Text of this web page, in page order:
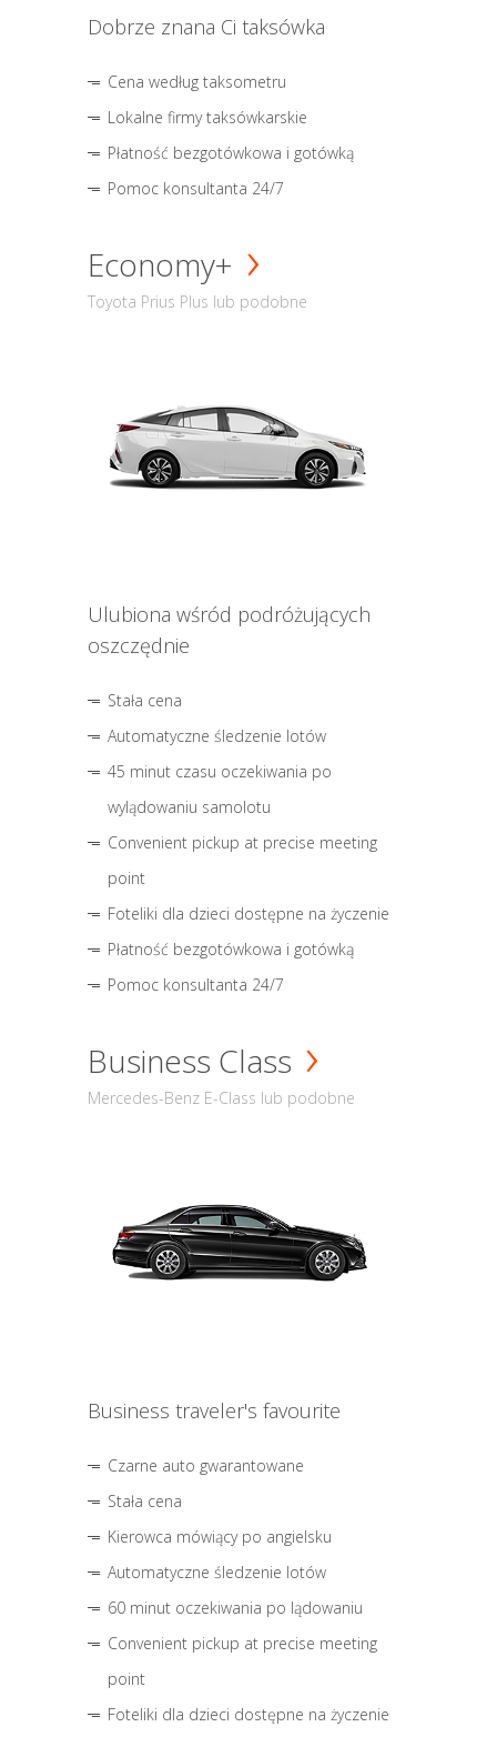
Dobrze znana Ci taksówka
Cena według taksometru
Lokalne firmy taksówkarskie
Płatność bezgotówkowa i gotówką
Pomoc konsultanta 24/7
Economy+
Toyota Prius Plus lub podobne
Ulubiona wśród podróżujących
oszczędnie
Stała cena
Automatyczne śledzenie lotów
45 minut czasu oczekiwania po
wylądowaniu samolotu
Convenient pickup at precise meeting
point
Foteliki dla dzieci dostępne na życzenie
Płatność bezgotówkowa i gotówką
Pomoc konsultanta 24/7
Business Class
Mercedes-Benz E-Class lub podobne
Business traveler's favourite
Czarne auto gwarantowane
Stała cena
Kierowca mówiący po angielsku
Automatyczne śledzenie lotów
60 minut oczekiwania po lądowaniu
Convenient pickup at precise meeting
point
Foteliki dla dzieci dostępne na życzenie